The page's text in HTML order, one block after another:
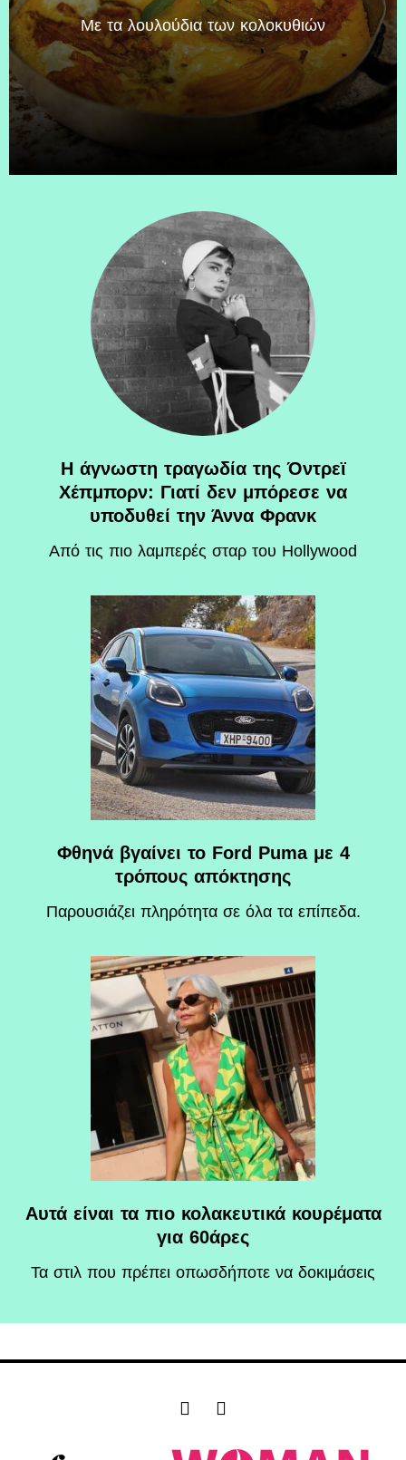
Mε τα λουλούδια των κολοκυθιών
Η άγνωστη τραγωδία της Όντρεϊ
Χέπμπορν: Γιατί δεν μπόρεσε να
υποδυθεί την Άννα Φρανκ
Aπό τις πιο λαμπερές σταρ του Hollywood
Φθηνά βγαίνει το Ford Puma με 4
τρόπους απόκτησης
Παρουσιάζει πληρότητα σε όλα τα επίπεδα.
Αυτά είναι τα πιο κολακευτικά κουρέματα
για 60άρες
Τα στιλ που πρέπει οπωσδήποτε να δοκιμάσεις
F
I